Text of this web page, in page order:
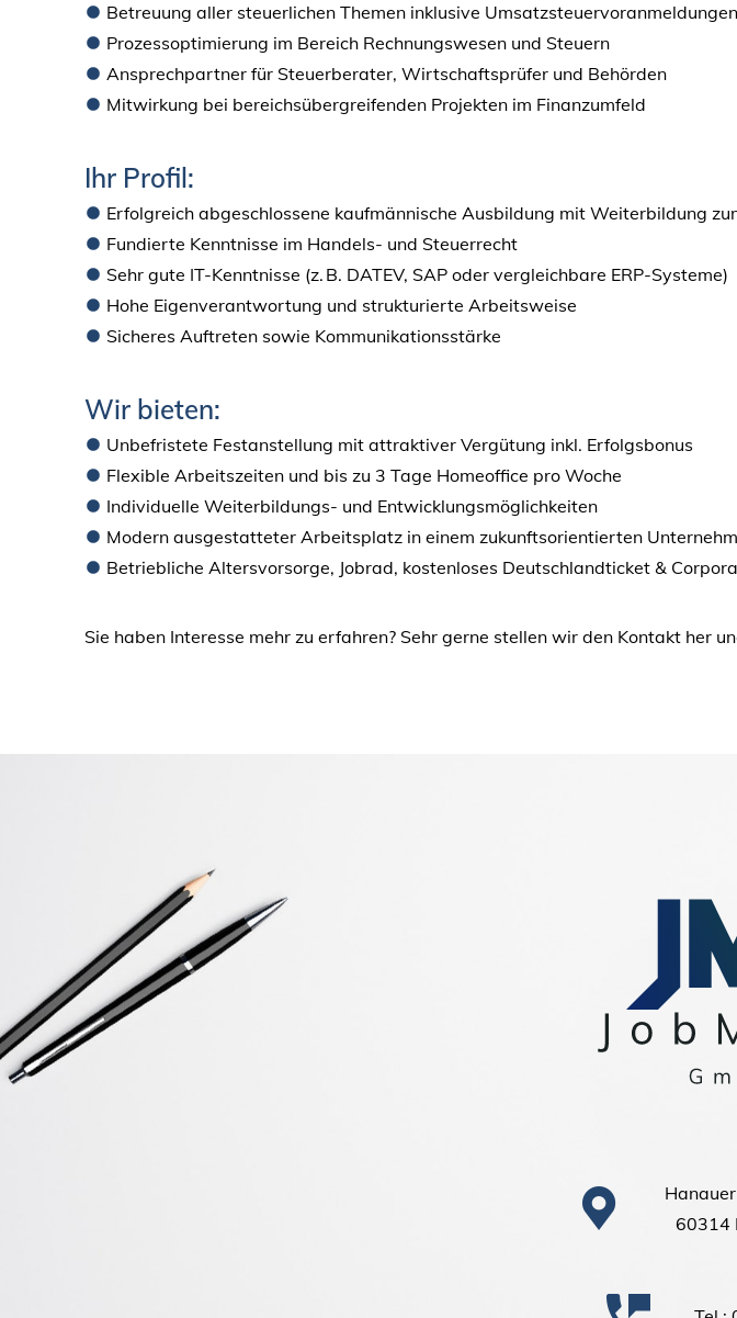
Betreuung aller steuerlichen Themen inklusive
Prozessoptimierung im Bereich Rechnungswesen und Steuern
Ansprechpartner für Steuerberater, Wirtschaftsprüfer und Behörden
Mitwirkung bei bereichsübergreifenden Projekten im Finanzumfeld
Ihr Profil:
Erfolgreich abgeschlossene kaufmännische Ausbildung mit Weiterbildung
Fundierte Kenntnisse im Handels- und Steuerrecht
Sehr gute IT-Kenntnisse (z. B. DATEV, SAP oder vergleichbare ERP-Systeme)
Hohe Eigenverantwortung und strukturierte Arbeitsweise
Sicheres Auftreten sowie Kommunikationsstärke
Wir bieten:
Unbefristete Festanstellung mit attraktiver Vergütung inkl. Erfolgsbonus
Flexible Arbeitszeiten und bis zu 3 Tage Homeoffice pro Woche
Individuelle Weiterbildungs- und Entwicklungsmöglichkeiten
Modern ausgestatteter Arbeitsplatz in einem zukunftsorientierten
Betriebliche Altersvorsorge, Jobrad, kostenloses Deutschlandticket &
Sie haben Interesse mehr zu erfahren? Sehr gerne stellen wir den Kontakt her
60314